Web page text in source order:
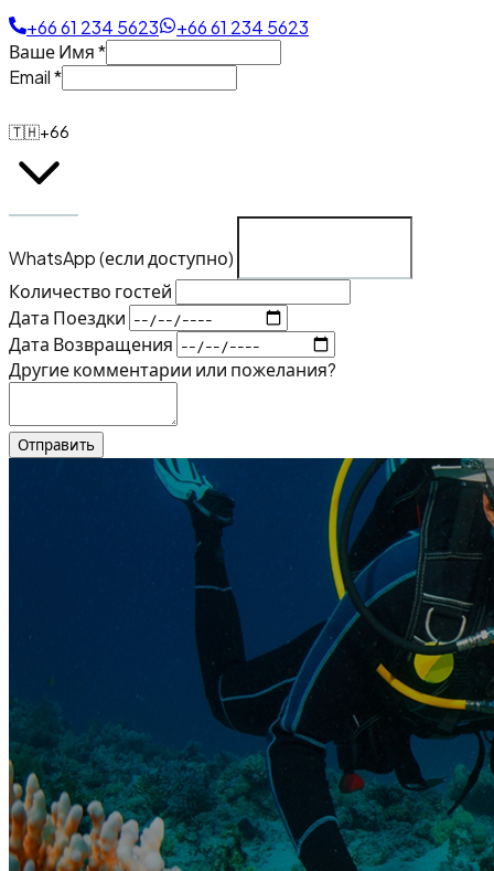
+66 61 234 5623
+66 61 234 5623
Ваше Имя*
Email*
🇹🇭+66
WhatsApp (если доступно)
Количество гостей
Дата Поездки
Дата Возвращения
Другие комментарии или пожелания?
Отправить